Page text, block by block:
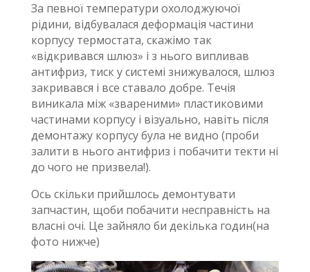
За певної температури охолоджуючої
рідини, відбувалася деформація частини
корпусу термостата, скажімо так
«відкривався шлюз» і з нього випливав
антифриз, тиск у системі знижувалося, шлюз
закривався і все ставало добре. Течія
виникала між «звареними» пластиковими
частинами корпусу і візуально, навіть після
демонтажу корпусу була не видно (проби
залити в нього антифриз і побачити текти ні
до чого не призвела!).
Ось скільки прийшлось демонтувати
запчастин, щоби побачити несправність на
власні очі. Це зайняло би декілька годин(на
фото нижче)